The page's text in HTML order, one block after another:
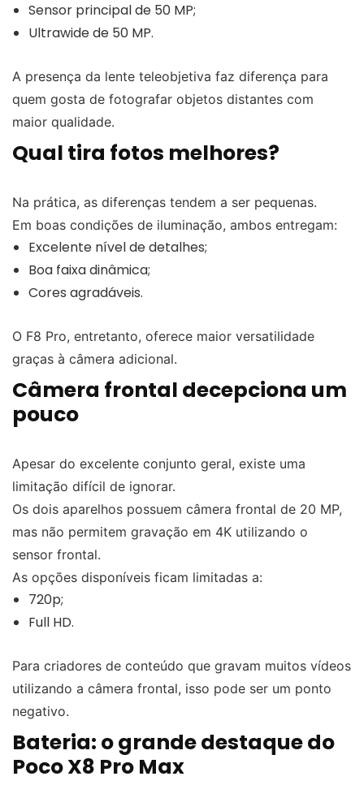
Sensor principal de 50 MP;
Ultrawide de 50 MP.
A presença da lente teleobjetiva faz diferença para
quem gosta de fotografar objetos distantes com
maior qualidade.
Qual tira fotos melhores?
Na prática, as diferenças tendem a ser pequenas.
Em boas condições de iluminação, ambos entregam:
Excelente nível de detalhes;
Boa faixa dinâmica;
Cores agradáveis.
O F8 Pro, entretanto, oferece maior versatilidade
graças à câmera adicional.
Câmera frontal decepciona um
pouco
Apesar do excelente conjunto geral, existe uma
limitação difícil de ignorar.
Os dois aparelhos possuem câmera frontal de 20 MP,
mas não permitem gravação em 4K utilizando o
sensor frontal.
As opções disponíveis ficam limitadas a:
720p;
Full HD.
Para criadores de conteúdo que gravam muitos vídeos
utilizando a câmera frontal, isso pode ser um ponto
negativo.
Bateria: o grande destaque do
Poco X8 Pro Max